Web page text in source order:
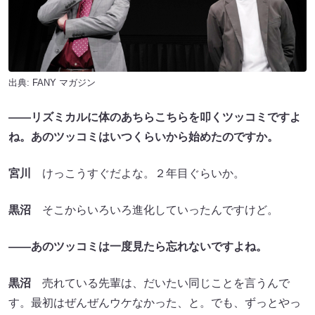
出典: FANY マガジン
――リズミカルに体のあちらこちらを叩くツッコミですよ
ね。あのツッコミはいつくらいから始めたのですか。
宮川 けっこうすぐだよな。２年目ぐらいか。
黒沼 そこからいろいろ進化していったんですけど。
――あのツッコミは一度見たら忘れないですよね。
黒沼 売れている先輩は、だいたい同じことを言うんで
す。最初はぜんぜんウケなかった、と。でも、ずっとやっ